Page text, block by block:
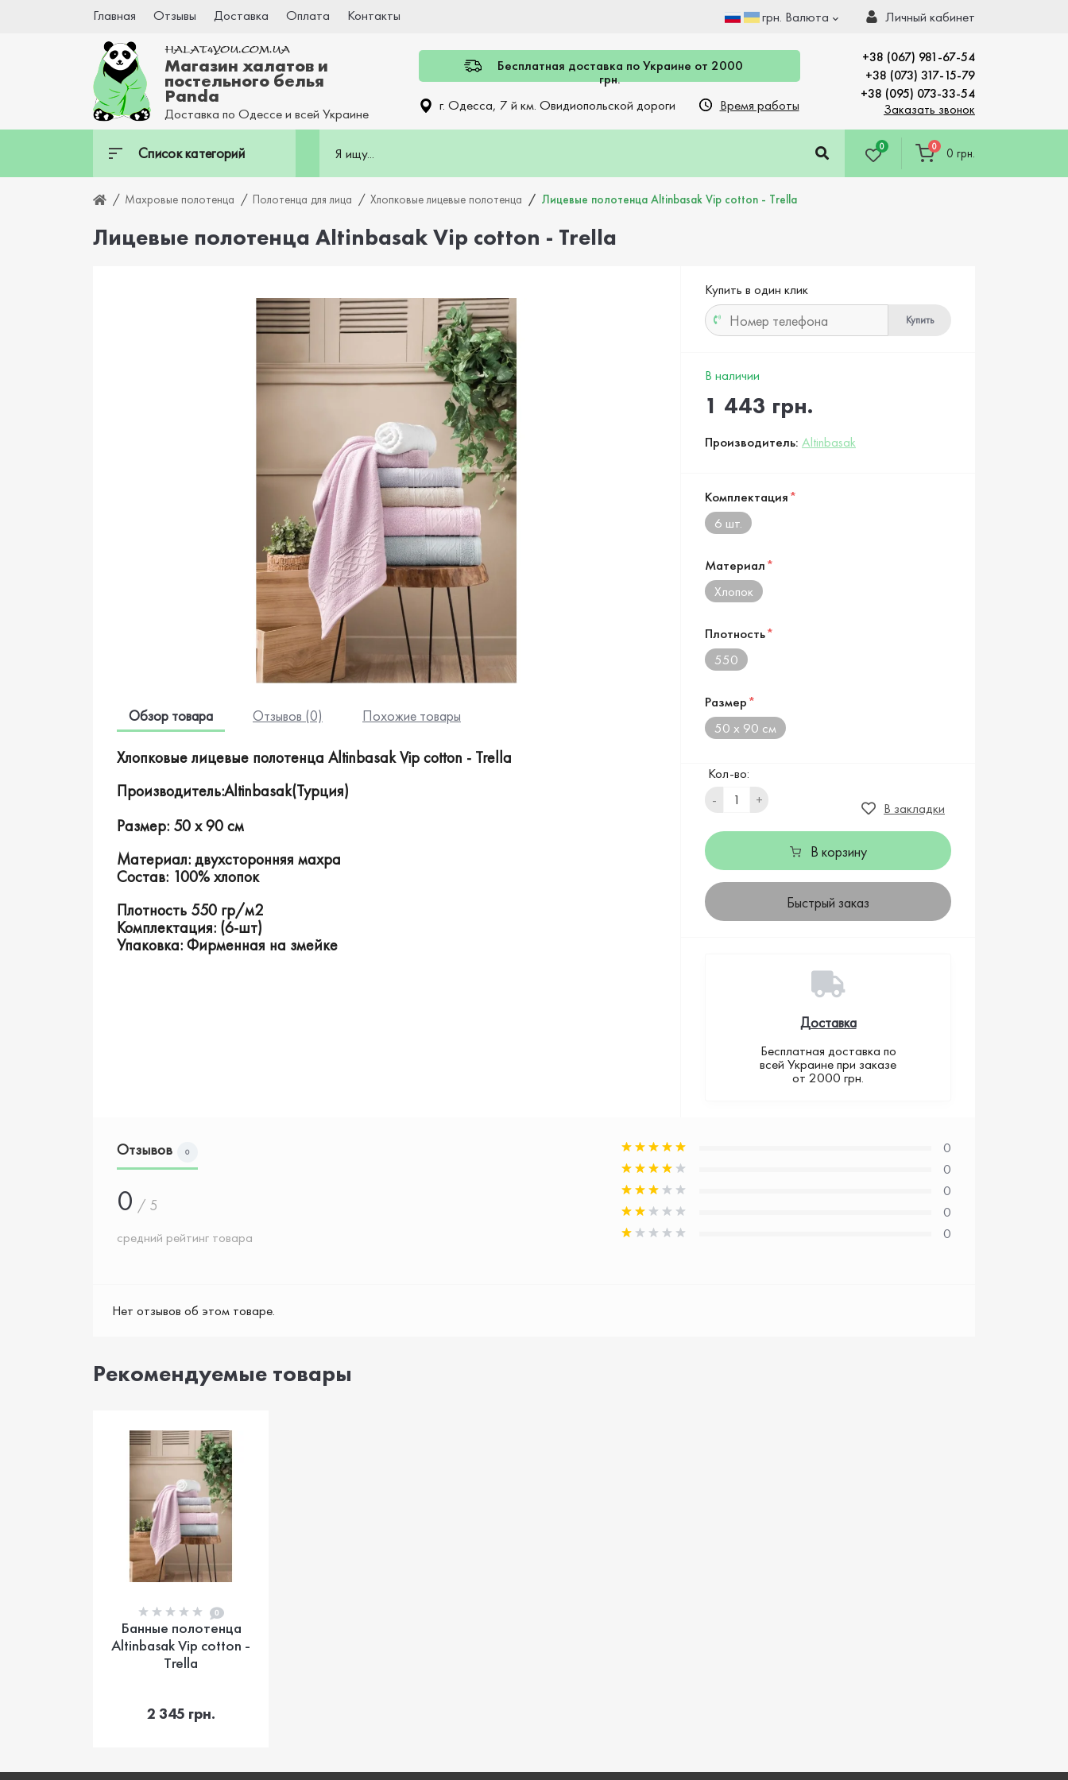
Главная Отзывы Доставка Оплата Контакты грн. Валюта Личный кабинет
Магазин халатов и
постельного белья
Panda
Доставка по Одессе и всей Украине
Бесплатная доставка по Украине от 2000
грн.
г. Одесса, 7 й км. Овидиопольской дороги
Время работы
+38 (067) 981-67-54
+38 (073) 317-15-79
+38 (095) 073-33-54
Заказать звонок
Список категорий 0 0 0 грн.
Махровые полотенца Полотенца для лица Хлопковые лицевые полотенца Лицевые полотенца Altinbasak Vip cotton - Trella
Лицевые полотенца Altinbasak Vip cotton - Trella
Обзор товара Отзывов (0) Похожие товары
Хлопковые лицевые полотенца Altinbasak Vip cotton - Trella
Производитель:Altinbasak(Турция)
Размер: 50 x 90 см
Материал: двухсторонняя махра
Состав: 100% хлопок
Плотность 550 гр/м2
Комплектация: (6-шт)
Упаковка: Фирменная на змейке
Купить в один клик
Купить
В наличии
1 443 грн.
Производитель: Altinbasak
Комплектация*
6 шт.
Материал*
Хлопок
Плотность*
550
Размер*
50 х 90 см
Кол-во:
-
+
В закладки
В корзину
Быстрый заказ
Доставка
Бесплатная доставка по
всей Украине при заказе
от 2000 грн.
Отзывов 0
0 / 5
средний рейтинг товара
0
0
0
0
0
Нет отзывов об этом товаре.
Рекомендуемые товары
0
Банные полотенца
Altinbasak Vip cotton -
Trella
2 345 грн.
В корзину